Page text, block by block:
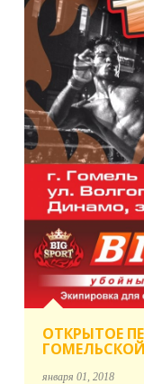
ОТКРЫТОЕ
января 01, 2018